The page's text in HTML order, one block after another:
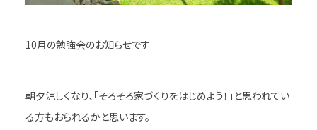
10月の勉強会のお知らせです
朝夕涼しくなり、「そろそろ家づくりをはじめよう！」と思われてい
る方もおられるかと思います。